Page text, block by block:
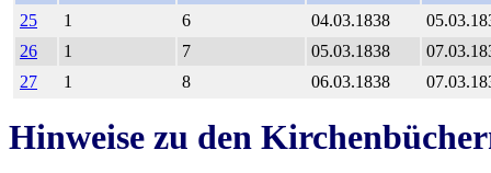
25
1 6 04.03.1838
26
1 7 05.03.1838
27
1 8 06.03.1838
Hinweise zu den